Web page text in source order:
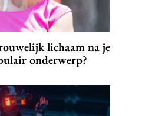
lichaam na je
onderwerp?